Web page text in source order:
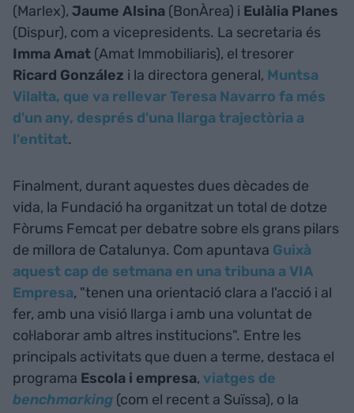
(Marlex), Jaume Alsina (BonÀrea) i Eulàlia Planes
(Dispur), com a vicepresidents. La secretaria és
Imma Amat (Amat Immobiliaris), el tresorer
Ricard González i la directora general, Muntsa
Vilalta, que va rellevar Teresa Navarro fa més
d'un any, després d'una llarga trajectòria a
l'entitat.
Finalment, durant aquestes dues dècades de
vida, la Fundació ha organitzat un total de dotze
Fòrums Femcat per debatre sobre els grans pilars
de millora de Catalunya. Com apuntava Guixà
aquest cap de setmana en una tribuna a VIA
Empresa, "tenen una orientació clara a l'acció i al
fer, amb una visió llarga i amb una voluntat de
col·laborar amb altres institucions". Entre les
principals activitats que duen a terme, destaca el
programa Escola i empresa, viatges de
benchmarking (com el recent a Suïssa), o la